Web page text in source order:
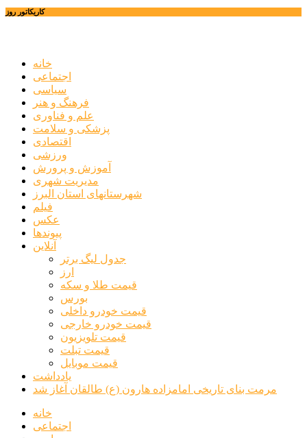
کاریکاتور روز
خانه
اجتماعی
سیاسی
فرهنگ و هنر
علم و فناوری
پزشکی و سلامت
اقتصادی
ورزشی
آموزش و پرورش
مدیریت شهری
شهرستانهای استان البرز
فیلم
عکس
پیوندها
آنلاین
جدول لیگ برتر
ارز
قیمت طلا و سکه
بورس
قیمت خودرو داخلی
قیمت خودرو خارجی
قیمت تلویزیون
قیمت تبلت
قیمت موبایل
یادداشت
مرمت بنای تاریخی امامزاده هارون (ع) طالقان آغاز شد
خانه
اجتماعی